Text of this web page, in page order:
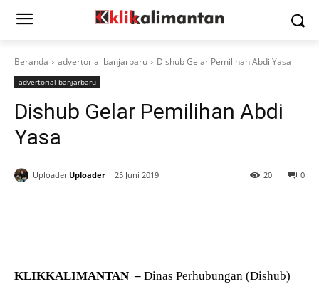
Beranda advertorial banjarbaru Dishub Gelar Pemilihan Abdi Yasa
advertorial banjarbaru
Dishub Gelar Pemilihan Abdi
Yasa
Uploader Uploader 25 Juni 2019 0
20
KLIKKALIMANTAN – Dinas Perhubungan (Dishub)